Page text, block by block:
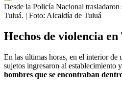
Desde la Policía Nacional trasladaron
Tuluá. | Foto: Alcaldía de Tuluá
Hechos de violencia en
En las últimas horas, en el interior de
sujetos ingresaron al establecimiento y
hombres que se encontraban